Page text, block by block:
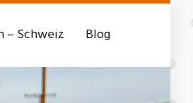
– Schweiz Blog